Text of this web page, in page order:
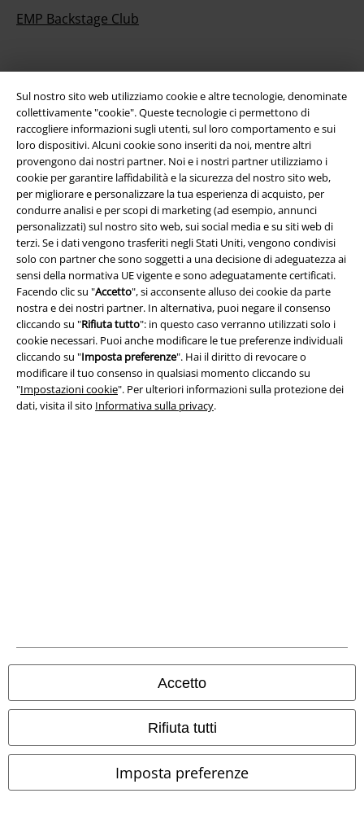
Sul nostro sito web utilizziamo cookie e altre tecnologie, denominate
collettivamente "cookie". Queste tecnologie ci permettono di
raccogliere informazioni sugli utenti, sul loro comportamento e sui
loro dispositivi. Alcuni cookie sono inseriti da noi, mentre altri
provengono dai nostri partner. Noi e i nostri partner utilizziamo i
cookie per garantire laffidabilità e la sicurezza del nostro sito web,
per migliorare e personalizzare la tua esperienza di acquisto, per
condurre analisi e per scopi di marketing (ad esempio, annunci
personalizzati) sul nostro sito web, sui social media e su siti web di
terzi. Se i dati vengono trasferiti negli Stati Uniti, vengono condivisi
solo con partner che sono soggetti a una decisione di adeguatezza ai
sensi della normativa UE vigente e sono adeguatamente certificati.
Facendo clic su "Accetto", si acconsente alluso dei cookie da parte
nostra e dei nostri partner. In alternativa, puoi negare il consenso
cliccando su "Rifiuta tutto": in questo caso verranno utilizzati solo i
cookie necessari. Puoi anche modificare le tue preferenze individuali
cliccando su "Imposta preferenze". Hai il diritto di revocare o
modificare il tuo consenso in qualsiasi momento cliccando su
"Impostazioni cookie". Per ulteriori informazioni sulla protezione dei
dati, visita il sito Informativa sulla privacy.
Accetto
Rifiuta tutti
Imposta preferenze
EMP Backstage Club
Informazioni su EMP
Eventi EMP
Programmi partner
Sostenibilità
Seguici online!
Spedizione